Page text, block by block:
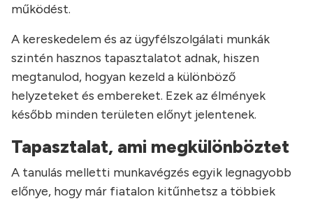
működést.
A kereskedelem és az ügyfélszolgálati munkák
szintén hasznos tapasztalatot adnak, hiszen
megtanulod, hogyan kezeld a különböző
helyzeteket és embereket. Ezek az élmények
később minden területen előnyt jelentenek.
Tapasztalat, ami megkülönböztet
A tanulás melletti munkavégzés egyik legnagyobb
előnye, hogy már fiatalon kitűnhetsz a többiek